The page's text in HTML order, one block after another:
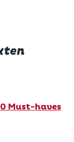
Must-haves